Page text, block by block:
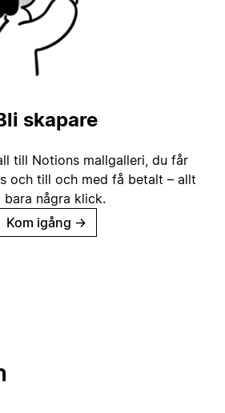
skapare
till Notions mallgalleri, du får
och till och med få betalt – allt
bara några klick.
Kom igång →